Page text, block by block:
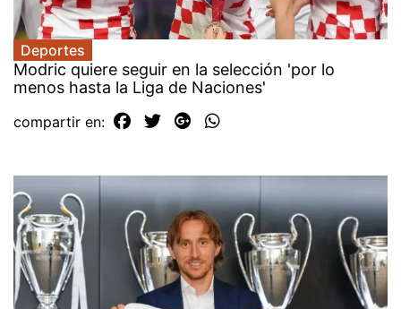
Deportes
Modric quiere seguir en la selección 'por lo
menos hasta la Liga de Naciones'
compartir en: